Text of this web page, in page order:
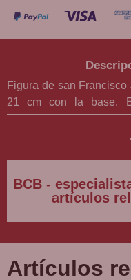
Figura de san
21 cm con la base.
cuidadosamente
permite la precisión
La meticulosa
belleza de la figura.
una sotana que cae en
un toque de
BCB -
artículos
Artículos